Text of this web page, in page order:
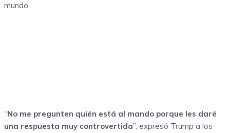
mundo.
“No me pregunten quién está al mando porque les daré
una respuesta muy controvertida”, expresó Trump a los